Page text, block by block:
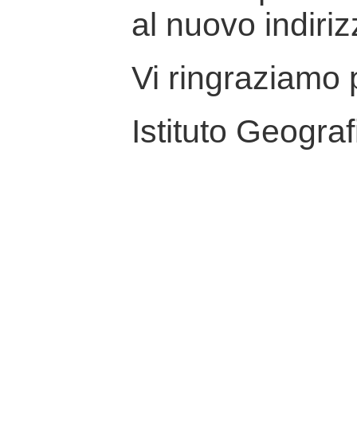
al nuovo
Vi ringraziamo
Istituto